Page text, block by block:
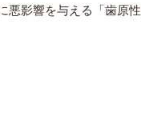
悪影響を与える「歯原